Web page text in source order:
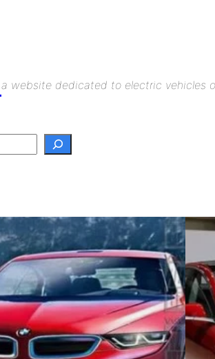
a website dedicated to electric vehicles